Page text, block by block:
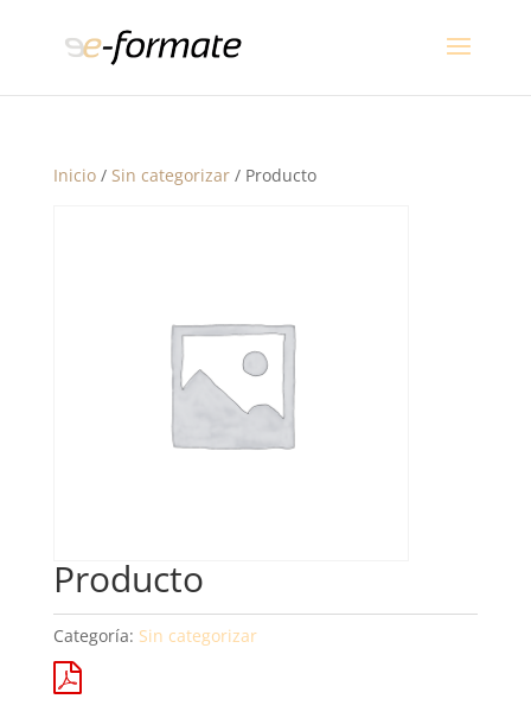
Inicio/ Sin categorizar/ Producto
Producto
Categoría: Sin categorizar